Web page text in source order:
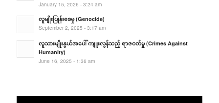
January 15, 2026 - 3:24 am
လူမျိုးပြုန်းစေမှု (Genocide)
September 2, 2025 - 3:17 am
လူသားမျိုးနွယ်အပေါ် ကျူးလွန်သည့် ရာဇဝတ်မှု (Crimes Against
Humanity)
June 16, 2025 - 1:36 am